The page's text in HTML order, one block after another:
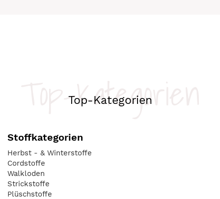
Top-Kategorien
Top-Kategorien
Stoffkategorien
Herbst - & Winterstoffe
Cordstoffe
Walkloden
Strickstoffe
Plüschstoffe